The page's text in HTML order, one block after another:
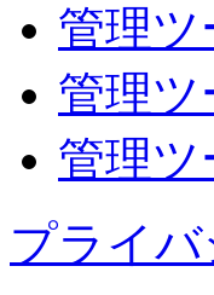
管理
管理
管理ツ
プライ